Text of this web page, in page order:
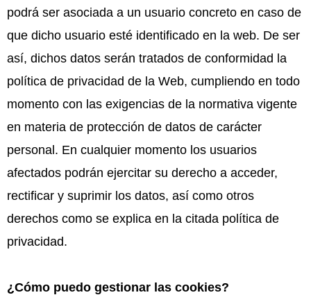
podrá ser asociada a un usuario concreto en caso de
que dicho usuario esté identificado en la web. De ser
así, dichos datos serán tratados de conformidad la
política de privacidad de la Web, cumpliendo en todo
momento con las exigencias de la normativa vigente
en materia de protección de datos de carácter
personal. En cualquier momento los usuarios
afectados podrán ejercitar su derecho a acceder,
rectificar y suprimir los datos, así como otros
derechos como se explica en la citada política de
privacidad.
¿Cómo puedo gestionar las cookies?